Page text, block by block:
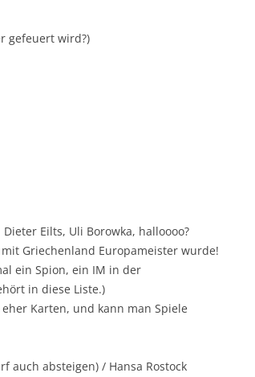
gefeuert wird?)
Eilts, Uli Borowka, halloooo?
Griechenland Europameister wurde!
ein Spion, ein IM in der
in diese Liste.)
Karten, und kann man Spiele
auch absteigen) / Hansa Rostock